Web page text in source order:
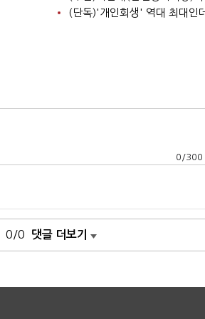
(단독)'개인회생' 역대 최대
0 /300
0/0 댓글 더보기